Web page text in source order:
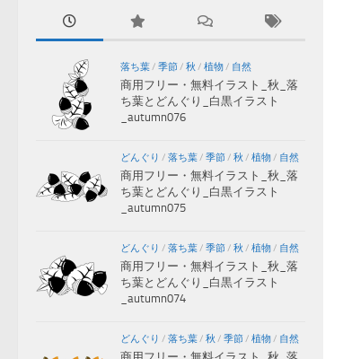
落ち葉/ 季節/ 秋 / 植物/ 自然
商用フリー・無料イラスト_秋_落
ち葉とどんぐり_白黒イラスト
_autumn076
どんぐり / 落ち葉/ 季節/ 秋 / 植物/ 自然
商用フリー・無料イラスト_秋_落
ち葉とどんぐり_白黒イラスト
_autumn075
どんぐり / 落ち葉/ 季節/ 秋 / 植物/ 自然
商用フリー・無料イラスト_秋_落
ち葉とどんぐり_白黒イラスト
_autumn074
どんぐり / 落ち葉/ 秋 / 季節/ 植物/ 自然